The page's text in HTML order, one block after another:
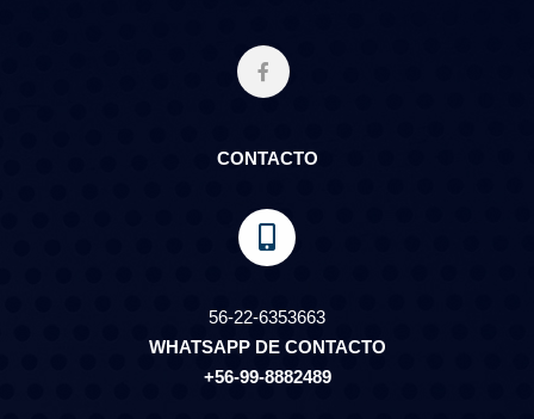
CONTACTO
56-22-6353663
WHATSAPP DE CONTACTO
+56-99-8882489